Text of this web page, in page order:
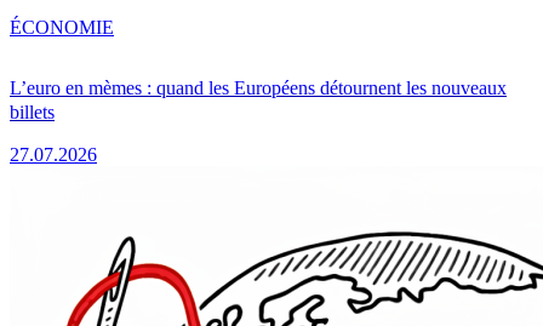
L’euro en mèmes : quand les Européens détournent les nouveaux
billets
27.07.2026
ÉCONOMIE